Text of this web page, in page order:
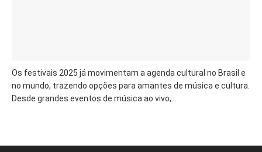
Os festivais 2025 já movimentam a agenda cultural no Brasil e
no mundo, trazendo opções para amantes de música e cultura.
Desde grandes eventos de música ao vivo,...